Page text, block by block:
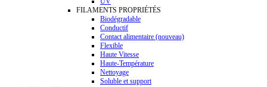
FILAMENTS PROPRIÉTÉS
Biodégradable
Conductif
Contact alimentaire (nouveau)
Flexible
Haute Vitesse
Haute-Température
Nettoyage
Soluble et support